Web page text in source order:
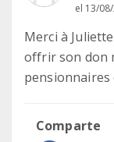
el 13/
Merci à
offrir son don
Comparte